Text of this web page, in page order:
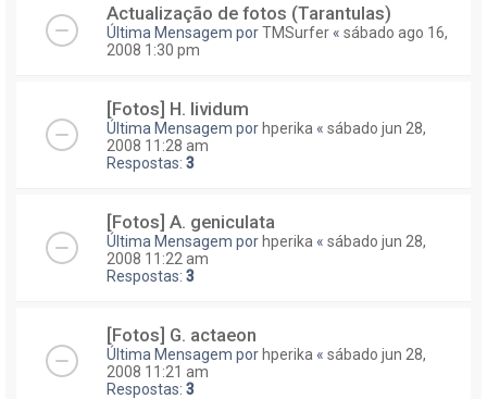
Actualização de fotos (Tarantulas)
Última Mensagem porTMSurfer « sábado ago 16,
2008 1:30 pm
[Fotos] H. lividum
Última Mensagem por hperika « sábado jun 28,
2008 11:28 am
Respostas: 3
[Fotos] A. geniculata
Última Mensagem por hperika « sábado jun 28,
2008 11:22 am
Respostas: 3
[Fotos] G. actaeon
Última Mensagem por hperika « sábado jun 28,
2008 11:21 am
Respostas: 3